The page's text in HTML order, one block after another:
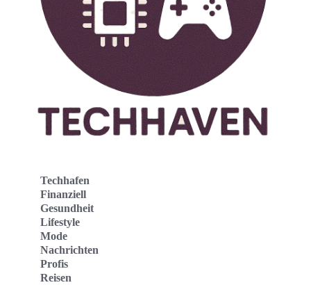
Techhafen
Finanziell
Gesundheit
Lifestyle
Mode
Nachrichten
Profis
Reisen